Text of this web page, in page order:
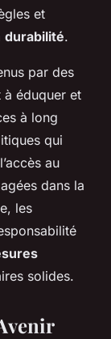
et
durabilité.
par des
à éduquer et
à long
qui
au
dans la
les
solides.